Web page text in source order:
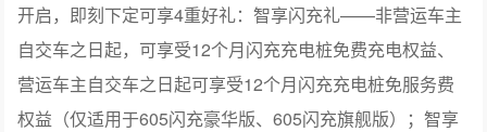
开启，即刻下定可享4重好礼：智享闪充礼——非营运车主
自交车之日起，可享受12个月闪充充电桩免费充电权益、
营运车主自交车之日起可享受12个月闪充充电桩免服务费
权益（仅适用于605闪充豪华版、605闪充旗舰版）；智享